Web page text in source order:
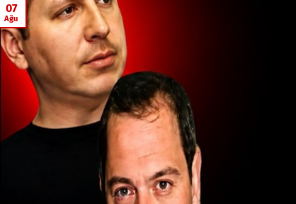
07
Ağu